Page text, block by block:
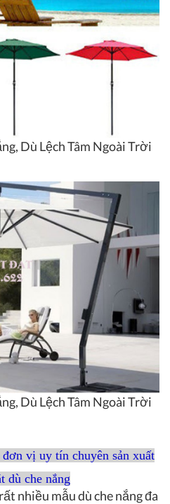
Dù Lệch Tâm Ngoài Trời
Dù Lệch Tâm Ngoài Trời
vị uy tín chuyên sản xuất
dù che nắng
nhiều mẫu dù che nắng đa